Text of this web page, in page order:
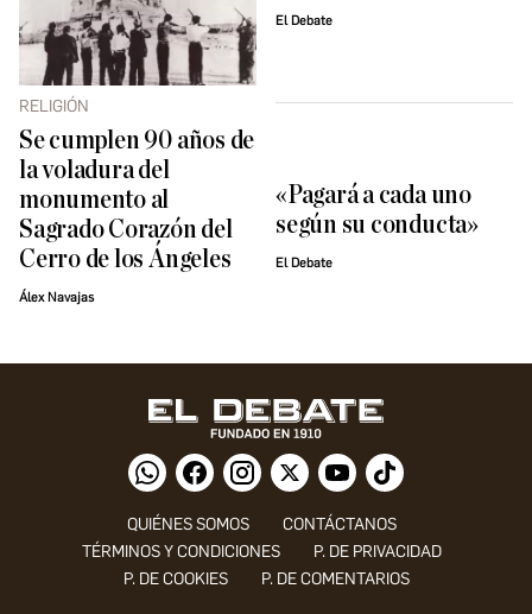
RELIGIÓN
Se cumplen 90 años de
la voladura del
monumento al
Sagrado Corazón del
Cerro de los Ángeles
Álex Navajas
El Debate
«Pagará a cada uno
según su conducta»
El Debate
QUIÉNES SOMOS
CONTÁCTANOS
TÉRMINOS Y CONDICIONES
P. DE PRIVACIDAD
P. DE COOKIES
P. DE COMENTARIOS